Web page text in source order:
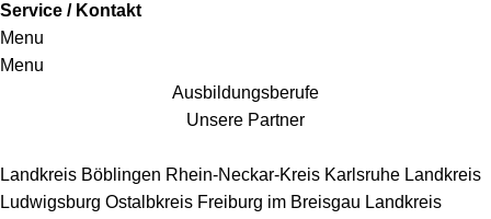
Service / Kontakt
Menu
Menu
Ausbildungsberufe
Unsere Partner
Landkreis Böblingen Rhein-Neckar-Kreis Karlsruhe Landkreis
Ludwigsburg Ostalbkreis Freiburg im Breisgau Landkreis